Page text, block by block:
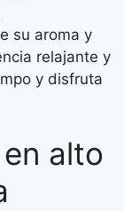
su aroma y
relajante y
y disfruta
alto